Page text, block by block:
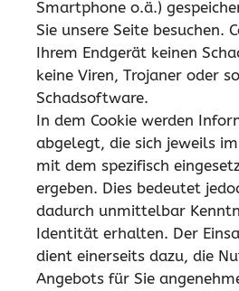
Smartphone o.ä.)
Sie unsere Seite besuchen.
Ihrem Endgerät keinen
keine Viren, Trojaner oder
Schadsoftware.
In dem Cookie werden
abgelegt, die sich jeweils
mit dem spezifisch
ergeben. Dies bedeutet
dadurch unmittelbar
Identität erhalten. Der
dient einerseits dazu, die
Angebots für Sie